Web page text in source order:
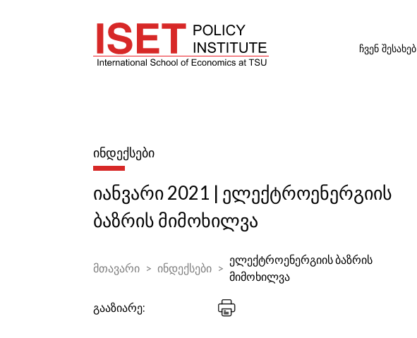
ᲩᲕᲔᲜ ᲨᲔᲡᲐᲮᲔᲑ
ᲘᲜᲓᲔᲥᲡᲔᲑᲘ
იანვარი 2021 | ელექტროენერგიის
ბაზრის მიმოხილვა
მთავარი ინდექსები
ელექტროენერგიის ბაზრის
მიმოხილვა
გააზიარე: